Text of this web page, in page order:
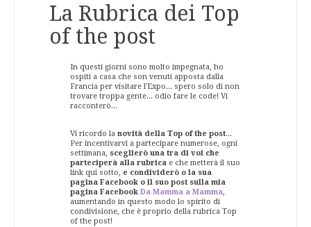
La Rubrica dei Top
of the post
In questi giorni sono molto impegnata, ho
ospiti a casa che son venuti apposta dalla
Francia per visitare l'Expo... spero solo di non
trovare troppa gente... odio fare le code! Vi
racconterò...
Vi ricordo la novità della Top of the post...
Per incentivarvi a partecipare numerose, ogni
settimana, sceglierò una tra di voi che
parteciperà alla rubrica e che metterà il suo
link qui sotto, e condividerò o la sua
pagina Facebook o il suo post sulla mia
pagina Facebook Da Mamma a Mamma,
aumentando in questo modo lo spirito di
condivisione, che è proprio della rubrica Top
of the post!